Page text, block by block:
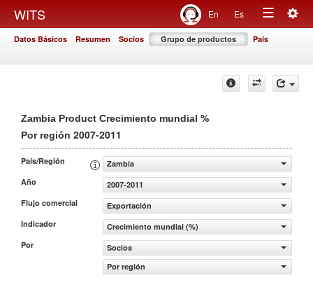
WITS En Es
Toggle
Datos Básicos Resumen Socios Grupo de productos País
Zambia Product Crecimiento mundial %
Por región 2007-2011
País/Región
Zambia
Año
2007-2011
Flujo comercial
Exportación
Indicador
Crecimiento mundial (%)
Por
Socios
Por región